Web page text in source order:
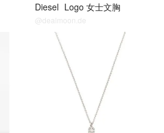
Diesel Logo 女士文胸
@dealmoon.de